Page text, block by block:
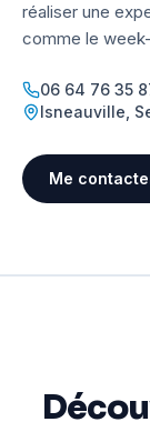
réaliser une
comme le
06 64 76 35
Isneauville
Me